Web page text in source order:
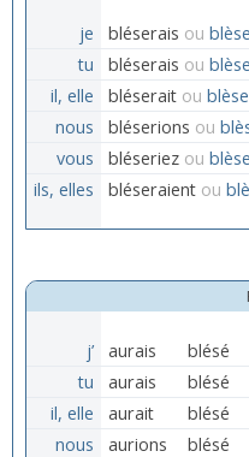
je bléserais ou
tu
bléserais ou
il, elle
bléserait ou
nous
bléserions ou
vous
bléseriez ou
ils, elles
bléseraient ou
j’ aurais
blésé
tu
aurais
blésé
il, elle
aurait
blésé
nous
aurions
blésé